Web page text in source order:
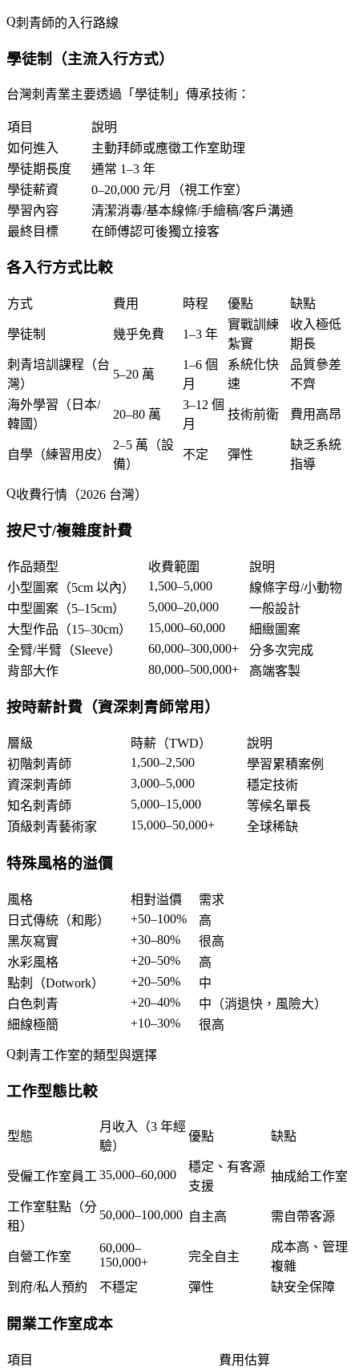
刺青師的入行路線
學徒制（主流入行方式）
台灣刺青業主要透過「學徒制」傳承技術：
項目
說明
如何進入
主動拜師或應徵工作室助理
學徒期長度
通常 1–3 年
學徒薪資
0–20,000 元/月（視工作室）
學習內容
清潔消毒/基本線條/手繪稿/客戶溝通
最終目標
在師傅認可後獨立接客
各入行方式比較
方式 費用 時程 優點 缺點
學徒制 幾乎免費 1–3 年
實戰訓練
紮實
收入極低
期長
刺青培訓課程（台
灣）
5–20 萬
1–6 個
月
系統化快
速
品質參差
不齊
海外學習（日本/
韓國）
20–80 萬
3–12 個
月
技術前衛 費用高昂
自學（練習用皮）
2–5 萬（設
備）
不定 彈性
缺乏系統
指導
收費行情（2026 台灣）
按尺寸/複雜度計費
作品類型 收費範圍
說明
小型圖案（5cm 以內）
1,500–5,000
線條字母/小動物
中型圖案（5–15cm）
5,000–20,000
一般設計
大型作品（15–30cm）
15,000–60,000
細緻圖案
全臂/半臂（Sleeve）
60,000–300,000+
分多次完成
背部大作
80,000–500,000+ 高端客製
按時薪計費（資深刺青師常用）
層級 時薪（TWD）
說明
初階刺青師
1,500–2,500
學習累積案例
資深刺青師
3,000–5,000
穩定技術
知名刺青師
5,000–15,000
等候名單長
頂級刺青藝術家
15,000–50,000+ 全球稀缺
特殊風格的溢價
風格 相對溢價
需求
日式傳統（和彫）
+50–100%
高
黑灰寫實
+30–80%
很高
水彩風格
+20–50%
高
點刺（Dotwork）
+20–50%
中
白色刺青
+20–40%
中（消退快，風險大）
細線極簡
+10–30% 很高
刺青工作室的類型與選擇
工作型態比較
型態
月收入（3 年經
驗）
優點 缺點
受僱工作室員工 35,000–60,000
穩定、有客源
支援
抽成給工作室
工作室駐點（分
租）
50,000–100,000 自主高 需自帶客源
自營工作室
60,000–
150,000+
完全自主
成本高、管理
複雜
到府/私人預約
不穩定 彈性 缺安全保障
開業工作室成本
項目 費用估算